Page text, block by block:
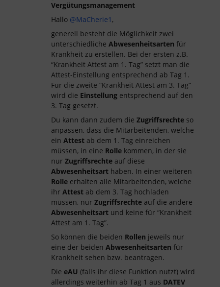
Vergütungsmanagement
Hallo @MaCherie1 ,
generell besteht die Möglichkeit zwei
unterschiedliche Abwesenheitsarten für
Krankheit zu erstellen. Bei der ersten z.B.
“Krankheit Attest am 1. Tag” setzt man die
Attest-Einstellung entsprechend ab Tag 1.
Für die zweite “Krankheit Attest am 3. Tag”
wird die Einstellung entsprechend auf den
3. Tag gesetzt.
Du kann dann zudem die Zugriffsrechte so
anpassen, dass die Mitarbeitenden, welche
ein Attest ab dem 1. Tag einreichen
müssen, in eine Rolle kommen, in der sie
nur Zugriffsrechte auf diese
Abwesenheitsart haben. In einer weiteren
Rolle erhalten alle Mitarbeitenden, welche
ihr Attest ab dem 3. Tag hochladen
müssen, nur Zugriffsrechte auf die andere
Abwesenheitsart und keine für “Krankheit
Attest am 1. Tag”.
So können die beiden Rollen jeweils nur
eine der beiden Abwesenheitsarten für
Krankheit sehen bzw. beantragen.
Die eAU (falls ihr diese Funktion nutzt) wird
allerdings weiterhin ab Tag 1 aus DATEV